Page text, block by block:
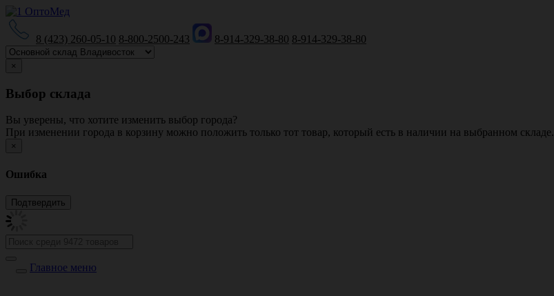
8 (423) 260-05-10 8-800-2500-243 8-914-329-38-80 8-914-329-38-80
×
Выбор склада
Вы уверены, что хотите изменить выбор города?
При изменении города в корзину можно положить только тот товар, который есть в наличии на выбранном складе.
×
Ошибка
Главное меню